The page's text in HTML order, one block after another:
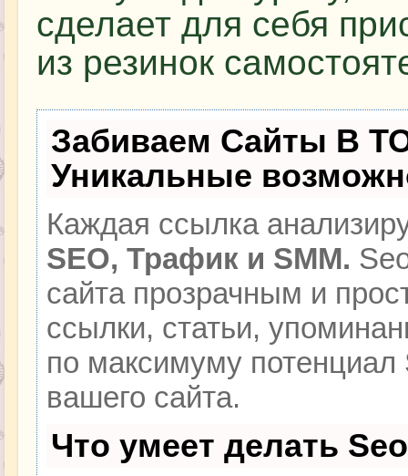
сделает для себя
из резинок
Забиваем Сайты В
Уникальные
Каждая ссылка
SEO, Трафик и SMM.
сайта прозрачным и
ссылки, статьи,
по максимуму
вашего сайта.
Что умеет делать